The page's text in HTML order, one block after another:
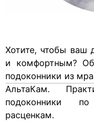
Хотите, чтобы
и комфортным?
подоконники из
АльтаКам.
подоконники
расценкам.